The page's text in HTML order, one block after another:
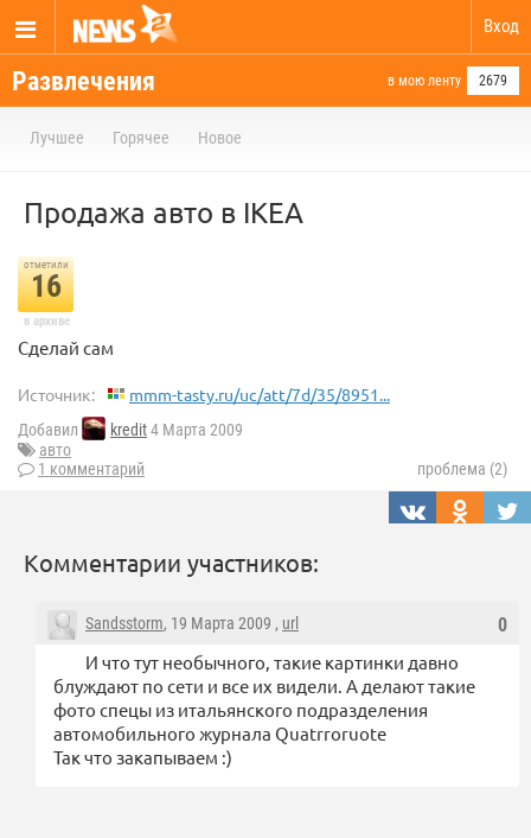
Вход
Развлечения в мою ленту 2679
Лучшее Горячее Новое
Продажа авто в IKEA
отметили
16
в архиве
Сделай сам
Источник: mmm-tasty.ru/uc/att/7d/35/8951...
Добавил kredit4 Марта 2009
авто
1 комментарий
проблема (2)
Комментарии участников:
0
Sandsstorm, 19 Марта 2009 , url
И что тут необычного, такие картинки давно
блуждают по сети и все их видели. А делают такие
фото спецы из итальянского подразделения
автомобильного журнала Quatrroruote
Так что закапываем :)